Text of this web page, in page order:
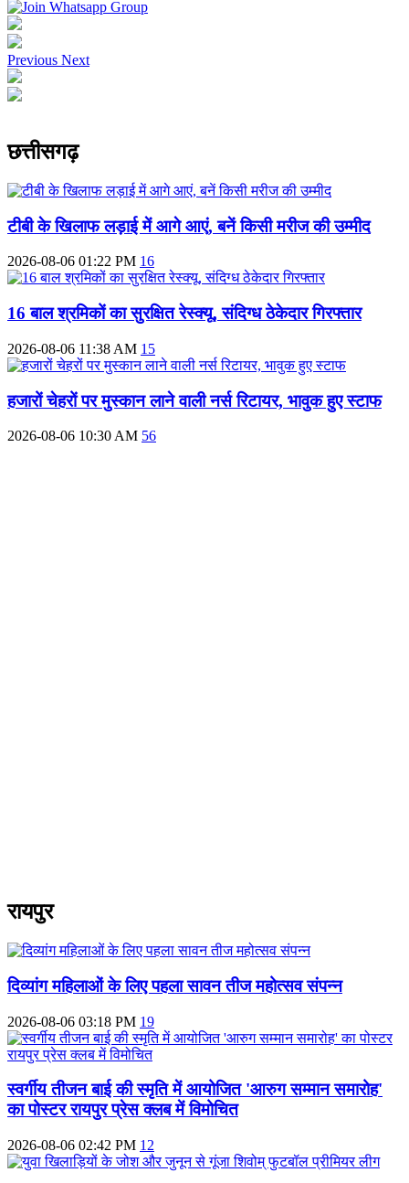
Previous Next
छत्तीसगढ़
टीबी के खिलाफ लड़ाई में आगे आएं, बनें किसी मरीज की उम्मीद
2026-08-06 01:22 PM 16
16 बाल श्रमिकों का सुरक्षित रेस्क्यू, संदिग्ध ठेकेदार गिरफ्तार
2026-08-06 11:38 AM 15
हजारों चेहरों पर मुस्कान लाने वाली नर्स रिटायर, भावुक हुए स्टाफ
2026-08-06 10:30 AM 56
रायपुर
दिव्यांग महिलाओं के लिए पहला सावन तीज महोत्सव संपन्न
2026-08-06 03:18 PM 19
स्वर्गीय तीजन बाई की स्मृति में आयोजित 'आरुग सम्मान समारोह'
का पोस्टर रायपुर प्रेस क्लब में विमोचित
2026-08-06 02:42 PM 12